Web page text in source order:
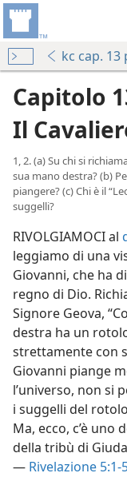
kc cap. 13
Capitolo
Il
1, 2. (a) Su chi si
sua mano destra? (b)
piangere? (c) Chi è il
suggelli?
RIVOLGIAMOCI al
leggiamo di una
Giovanni, che ha
regno di Dio.
Signore Geova,
destra ha un
strettamente con
Giovanni piange
l’universo, non si
i suggelli del
Ma, ecco, c’è uno
della tribù di
— Rivelazione 5:1-